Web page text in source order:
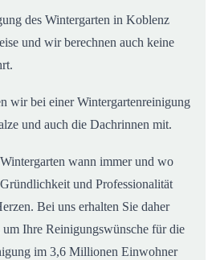
des Wintergarten in Koblenz
und wir berechnen auch keine
wir bei einer Wintergartenreinigung
und auch die Dachrinnen mit.
wann immer und wo
und Professionalität
Bei uns erhalten Sie daher
Ihre Reinigungswünsche für die
im 3,6 Millionen Einwohner